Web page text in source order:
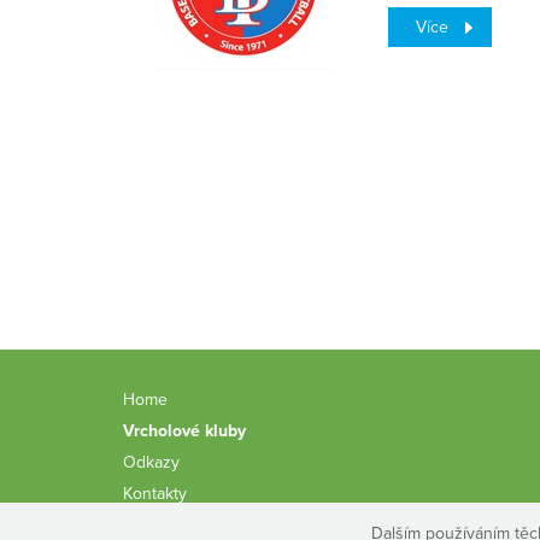
Více
Home
Vrcholové kluby
Odkazy
Kontakty
Dalším používáním